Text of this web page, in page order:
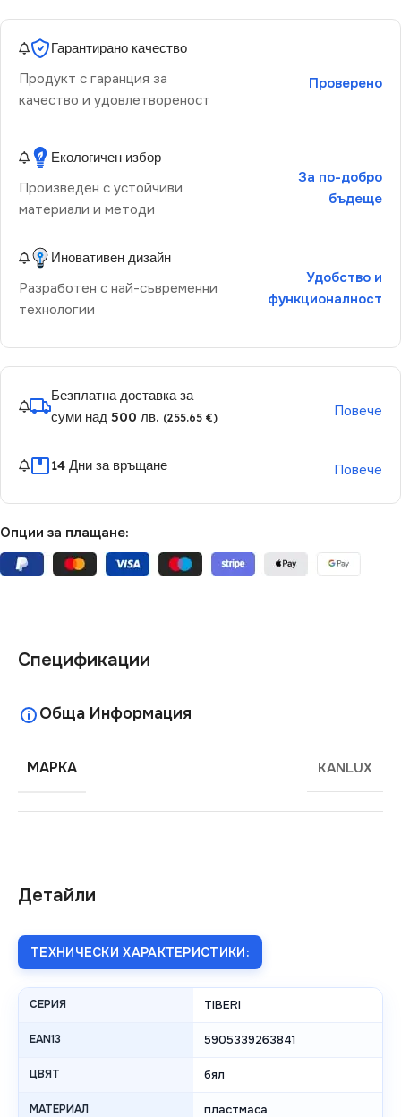
Гарантирано качество
Продукт с гаранция за
качество и удовлетвореност
Проверено
Екологичен избор
Произведен с устойчиви
материали и методи
За по-добро
бъдеще
Иновативен дизайн
Разработен с най-съвременни
технологии
Удобство и
функционалност
Безплатна доставка за
суми над 500 лв. (255.65 €) Повече
14 Дни за връщане Повече
Опции за плащане:
Детайли
ТЕХНИЧЕСКИ ХАРАКТЕРИСТИКИ:
СЕРИЯ TIBERI
EAN13 5905339263841
ЦВЯТ бял
МАТЕРИАЛ пластмаса
Спецификации
Обща Информация
МАРКА KANLUX